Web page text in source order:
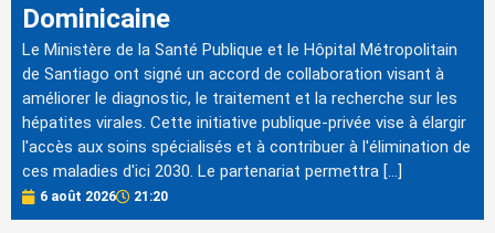
Dominicaine
Le Ministère de la Santé Publique et le Hôpital Métropolitain
de Santiago ont signé un accord de collaboration visant à
améliorer le diagnostic, le traitement et la recherche sur les
hépatites virales. Cette initiative publique-privée vise à élargir
l'accès aux soins spécialisés et à contribuer à l'élimination de
ces maladies d'ici 2030. Le partenariat permettra […]
6 août 2026 21:20